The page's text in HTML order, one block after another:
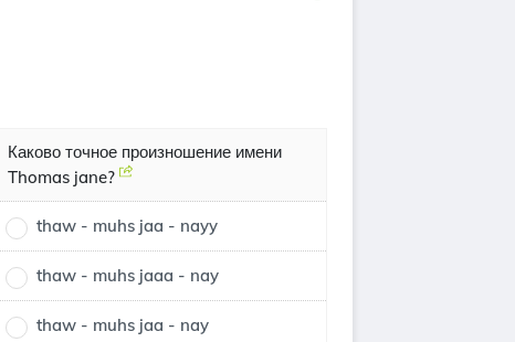
Каково точное произношение имени
Thomas jane?
thaw - muhs jaa - nayy
thaw - muhs jaaa - nay
thaw - muhs jaa - nay